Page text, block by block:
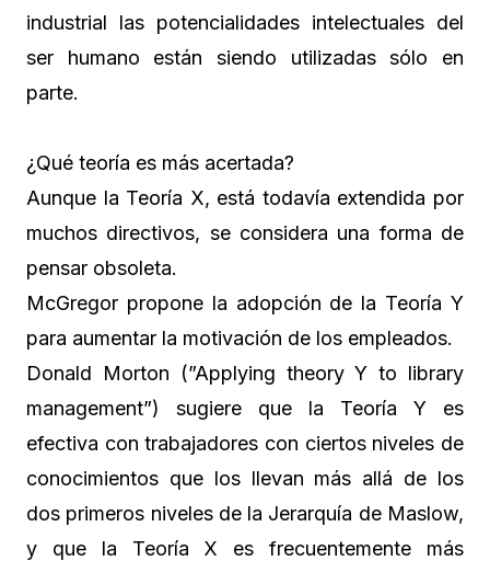
industrial las potencialidades intelectuales del
ser humano están siendo utilizadas sólo en
parte.
¿Qué teoría es más acertada?
Aunque la Teoría X, está todavía extendida por
muchos directivos, se considera una forma de
pensar obsoleta.
McGregor propone la adopción de la Teoría Y
para aumentar la motivación de los empleados.
Donald Morton (”Applying theory Y to library
management”) sugiere que la Teoría Y es
efectiva con trabajadores con ciertos niveles de
conocimientos que los llevan más allá de los
dos primeros niveles de la Jerarquía de Maslow,
y que la Teoría X es frecuentemente más